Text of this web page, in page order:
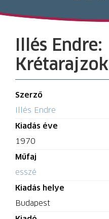
Illés Endre:
Krétarajzok
Szerző
Illés Endre
Kiadás éve
1970
Műfaj
esszé
Kiadás helye
Budapest